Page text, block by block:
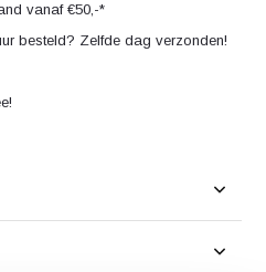
vanaf €50,-*
besteld? Zelfde dag verzonden!